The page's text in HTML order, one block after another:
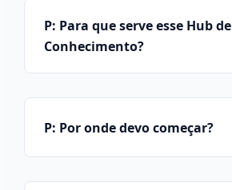
P: Para que serve esse Hub de
Conhecimento?
P: Por onde devo começar?